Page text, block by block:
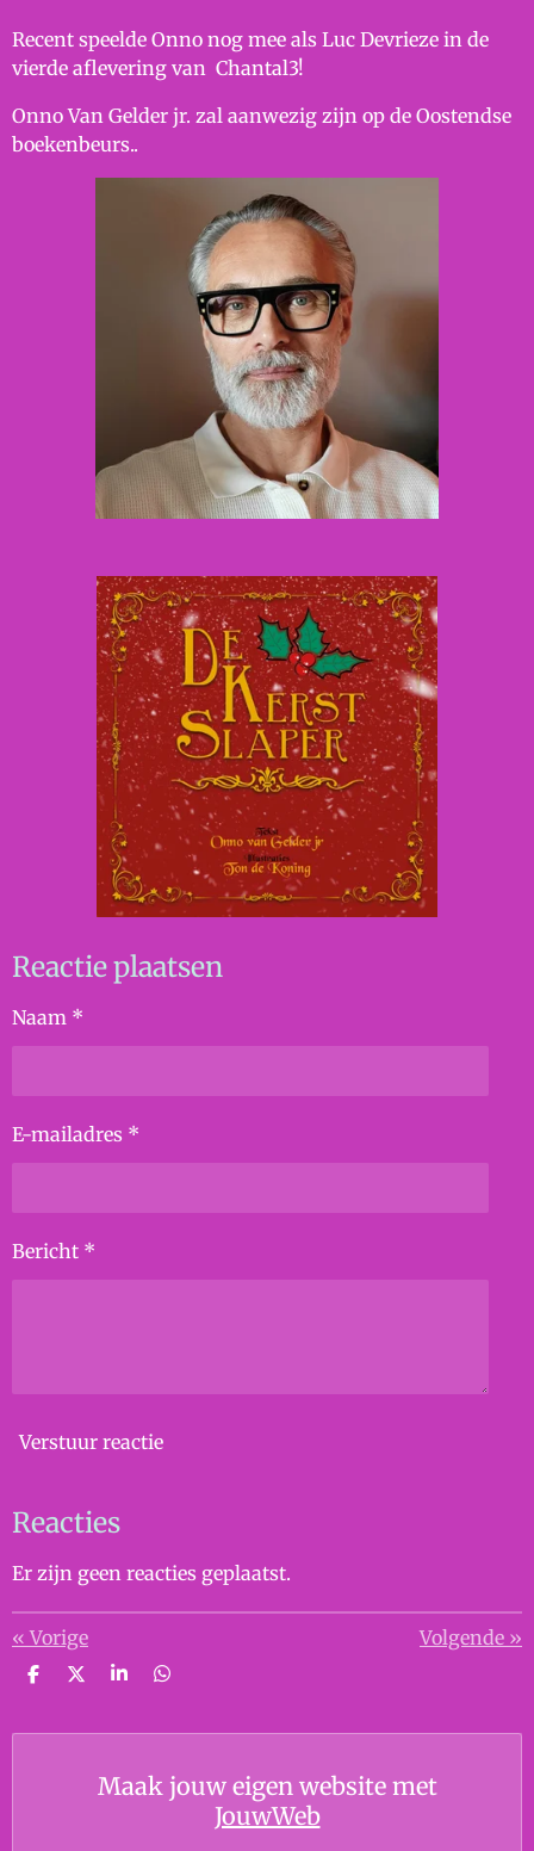
Recent speelde Onno nog mee als Luc Devrieze in de
vierde aflevering van Chantal3!
Onno Van Gelder jr. zal aanwezig zijn op de Oostendse
boekenbeurs..
Reactie plaatsen
Naam *
E-mailadres *
Bericht *
Verstuur reactie
Reacties
Er zijn geen reacties geplaatst.
«Vorige Volgende »
D
e
D
l
S
r
D
e
Maak jouw eigen website met
JouwWeb